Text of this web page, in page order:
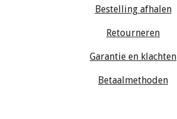
Bestelling afhalen
Retourneren
Garantie en klachten
Betaalmethoden